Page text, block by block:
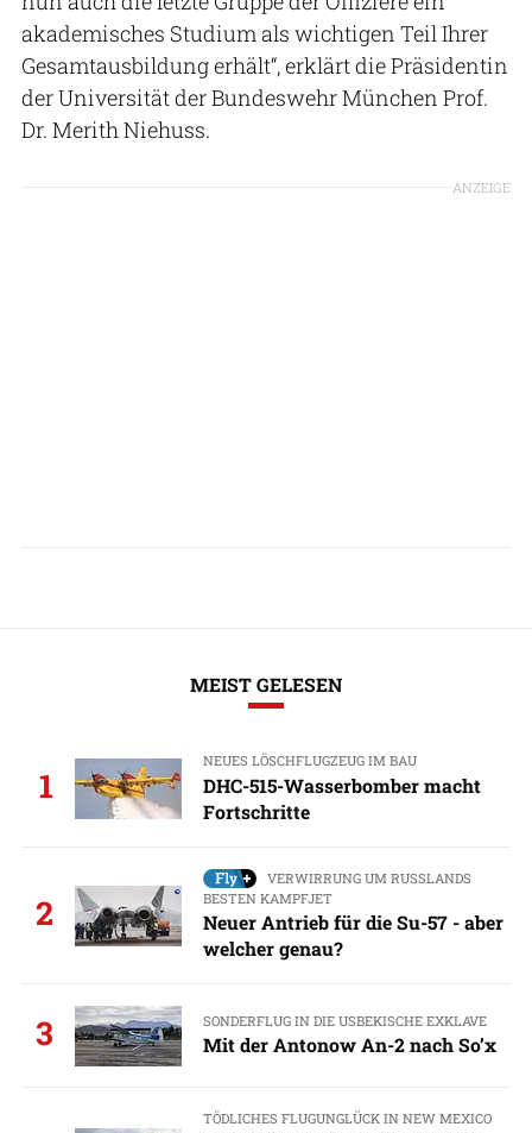
akademisches Studium als wichtigen Teil Ihrer
Gesamtausbildung erhält“, erklärt die Präsidentin
der Universität der Bundeswehr München Prof.
Dr. Merith Niehuss.
ANZEIGE
MEIST GELESEN
1
NEUES LÖSCHFLUGZEUG IM BAU
DHC-515-Wasserbomber macht
Fortschritte
2
VERWIRRUNG UM RUSSLANDS
BESTEN KAMPFJET
Neuer Antrieb für die Su-57 - aber
welcher genau?
3 SONDERFLUG IN DIE USBEKISCHE EXKLAVE
Mit der Antonow An-2 nach So’x
TÖDLICHES FLUGUNGLÜCK IN NEW MEXICO